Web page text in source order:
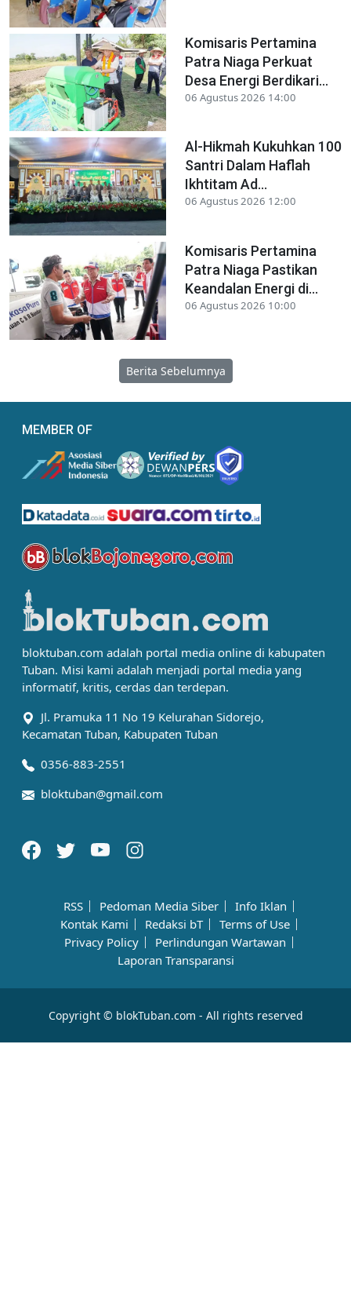
Komisaris Pertamina
Patra Niaga Perkuat
Desa Energi Berdikari...
06 Agustus 2026 14:00
Al-Hikmah Kukuhkan 100
Santri Dalam Haflah
Ikhtitam Ad...
06 Agustus 2026 12:00
Komisaris Pertamina
Patra Niaga Pastikan
Keandalan Energi di...
06 Agustus 2026 10:00
Berita Sebelumnya
MEMBER OF
bloktuban.com adalah portal media online di kabupaten
Tuban. Misi kami adalah menjadi portal media yang
informatif, kritis, cerdas dan terdepan.
Jl. Pramuka 11 No 19 Kelurahan Sidorejo,
Kecamatan Tuban, Kabupaten Tuban
0356-883-2551
bloktuban@gmail.com
RSS Pedoman Media Siber
Info Iklan
Kontak Kami
Redaksi bT
Terms of Use
Privacy Policy
Perlindungan Wartawan
Laporan Transparansi
Copyright © blokTuban.com - All rights reserved